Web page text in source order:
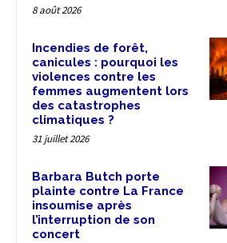
8 août 2026
Incendies de forêt,
canicules : pourquoi les
violences contre les
femmes augmentent lors
des catastrophes
climatiques ?
31 juillet 2026
Barbara Butch porte
plainte contre La France
insoumise après
l’interruption de son
concert